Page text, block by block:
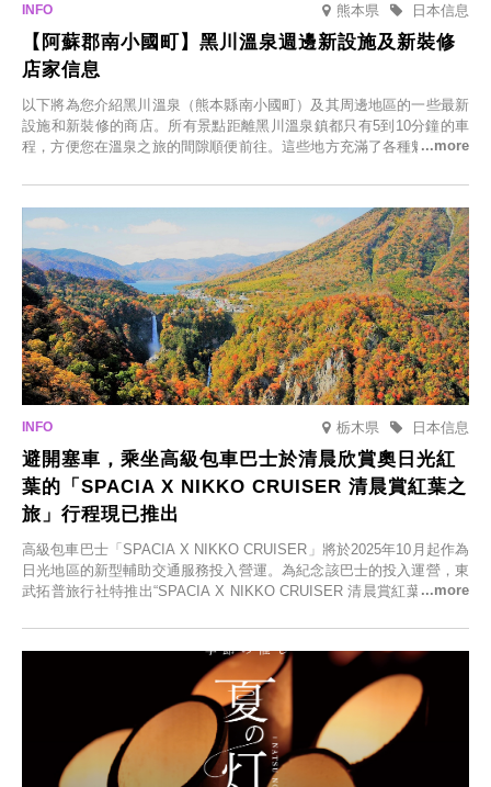
熊本県 日本信息
【阿蘇郡南小國町】黑川溫泉週邊新設施及新裝修
店家信息
以下將為您介紹黑川溫泉（熊本縣南小國町）及其周邊地區的一些最新
設施和新裝修的商店。所有景點距離黑川溫泉鎮都只有5到10分鐘的車
程，方便您在溫泉之旅的間隙順便前往。這些地方充滿了各種魅力，包
食材的餐廳。讓您體驗黑川溫泉的全新樂趣。
栃木県 日本信息
避開塞車，乘坐高級包車巴士於清晨欣賞奧日光紅
葉的「SPACIA X NIKKO CRUISER 清晨賞紅葉之
旅」行程現已推出
高級包車巴士「SPACIA X NIKKO CRUISER」將於2025年10月起作為
日光地區的新型輔助交通服務投入營運。為紀念該巴士的投入運營，東
武拓普旅行社特推出“SPACIA X NIKKO CRUISER 清晨賞紅葉之旅”，